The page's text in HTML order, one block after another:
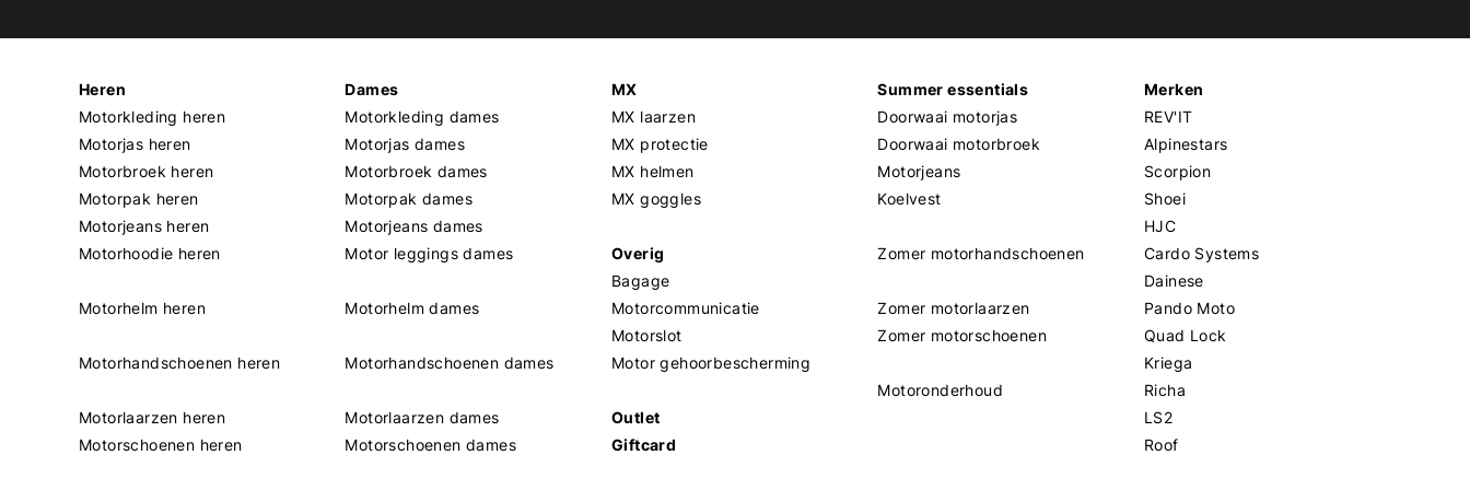
Heren
Motorkleding heren
Motorjas heren
Motorbroek heren
Motorpak heren
Motorjeans heren
Motorhoodie heren
Motorhelm heren
Motorhandschoenen heren
Motorlaarzen heren
Motorschoenen heren
Dames
Motorkleding dames
Motorjas dames
Motorbroek dames
Motorpak dames
Motorjeans dames
Motor leggings dames
Motorhelm dames
Motorhandschoenen dames
Motorlaarzen dames
Motorschoenen dames
MX
MX laarzen
MX protectie
MX helmen
MX goggles
Overig
Bagage
Motorcommunicatie
Motorslot
Motor gehoorbescherming
Outlet
Giftcard
Summer essentials
Doorwaai motorjas
Doorwaai motorbroek
Motorjeans
Koelvest
Zomer motorhandschoenen
Zomer motorlaarzen
Zomer motorschoenen
Motoronderhoud
Merken
REV'IT
Alpinestars
Scorpion
Shoei
HJC
Cardo Systems
Dainese
Pando Moto
Quad Lock
Kriega
Richa
LS2
Roof